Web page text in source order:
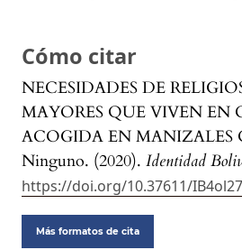
Cómo citar
NECESIDADES DE
MAYORES QUE VIVEN EN
ACOGIDA EN MANIZALES
Ninguno. (2020). Identidad
https://doi.org/10.37611/
Más formatos de cita